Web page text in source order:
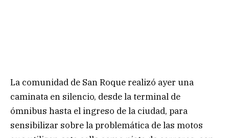
La comunidad de San Roque realizó ayer una
caminata en silencio, desde la terminal de
ómnibus hasta el ingreso de la ciudad, para
sensibilizar sobre la problemática de las motos